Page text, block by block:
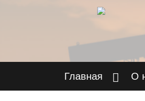
Главная О